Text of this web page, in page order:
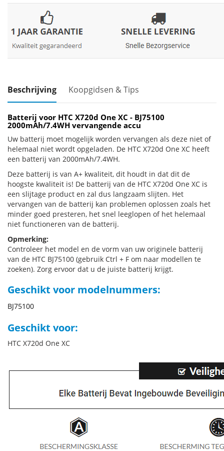
Beschrijving Koopgidsen & Tips
Batterij voor HTC X720d One XC - BJ75100
2000mAh/7.4WH vervangende accu
Uw batterij moet mogelijk worden vervangen als deze niet of
helemaal niet wordt opgeladen. De HTC X720d One XC heeft
een batterij van 2000mAh/7.4WH.
Deze batterij is van A+ kwaliteit, dit houdt in dat dit de
hoogste kwaliteit is! De batterij van de HTC X720d One XC is
een slijtage product en zal dus langzaam slijten. Het
vervangen van de batterij kan problemen oplossen zoals het
minder goed presteren, het snel leeglopen of het helemaal
niet functioneren van de batterij.
Opmerking:
Controleer het model en de vorm van uw originele batterij
van de HTC BJ75100 (gebruik Ctrl + F om naar modellen te
zoeken). Zorg ervoor dat u de juiste batterij krijgt.
Geschikt voor modelnummers:
BJ75100
Geschikt voor:
HTC X720d One XC